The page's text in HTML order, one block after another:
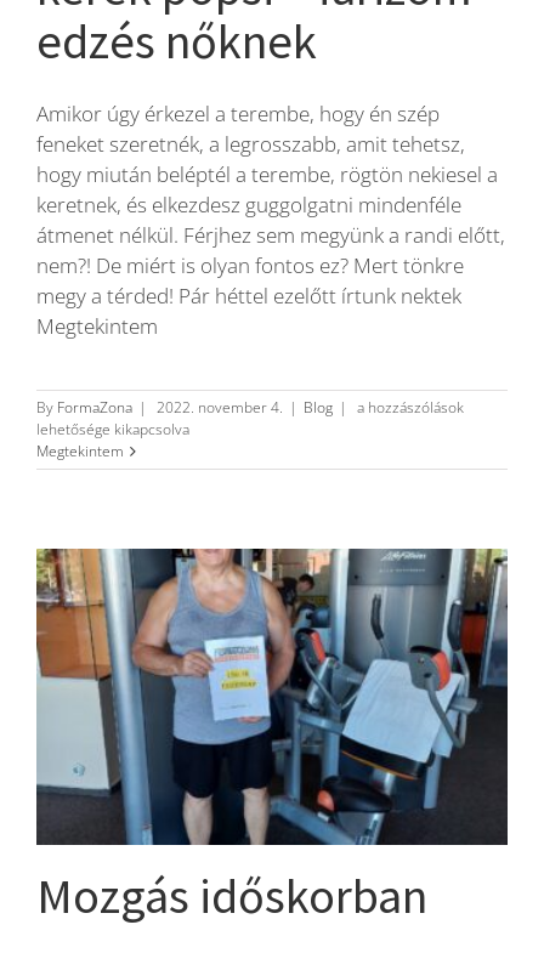
edzés nőknek
Amikor úgy érkezel a terembe, hogy én szép
feneket szeretnék, a legrosszabb, amit tehetsz,
hogy miután beléptél a terembe, rögtön nekiesel a
keretnek, és elkezdesz guggolgatni mindenféle
átmenet nélkül. Férjhez sem megyünk a randi előtt,
nem?! De miért is olyan fontos ez? Mert tönkre
megy a térded! Pár héttel ezelőtt írtunk nektek
Megtekintem
By FormaZona | 2022. november 4. | Blog |
Mindannyiunk
kerek
edzés
nőknek
bejegyzéshez
a hozzászólások
lehetősége kikapcsolva
Megtekintem
Mozgás időskorban